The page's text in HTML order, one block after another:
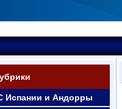
Испании и Андорры